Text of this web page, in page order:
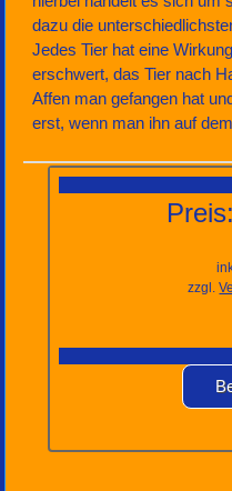
dazu die
Jedes Tier hat eine
erschwert, das Tier nach
Affen man gefangen hat
erst, wenn man ihn auf
zzgl.